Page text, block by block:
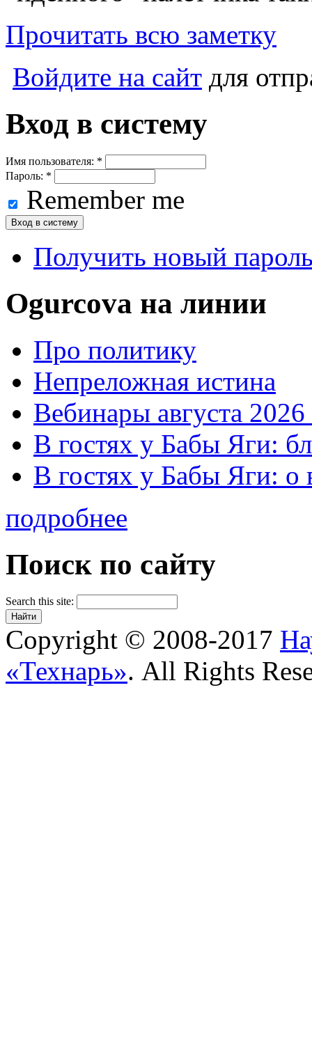
Прочитать всю заметку
Войдите на сайт для
Вход в систему
Имя пользователя: *
Пароль: *
Remember me
Получить новый
Ogurcova на линии
Про политику
Непреложная истина
Вебинары августа 2026
В гостях у Бабы Яги:
В гостях у Бабы Яги:
подробнее
Поиск по сайту
Search this site:
Copyright © 2008-2017
«Технарь». All Rights